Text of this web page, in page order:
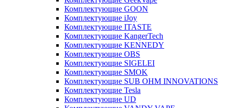
Комплектующие GOON
Комплектующие iJoy
Комплектующие ITASTE
Комплектующие KangerTech
Комплектующие KENNEDY
Комплектующие OBS
Комплектующие SIGELEI
Комплектующие SMOK
Комплектующие SUB OHM INNOVATIONS
Комплектующие Tesla
Комплектующие UD